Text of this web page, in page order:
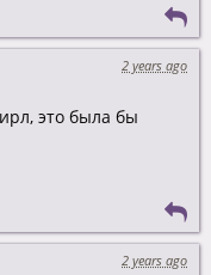
2 years ago
это была бы
2 years ago